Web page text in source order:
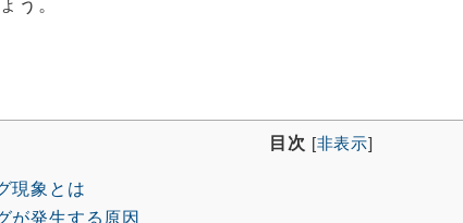
う。
目次 [非表示]
現象とは
が発生する原因